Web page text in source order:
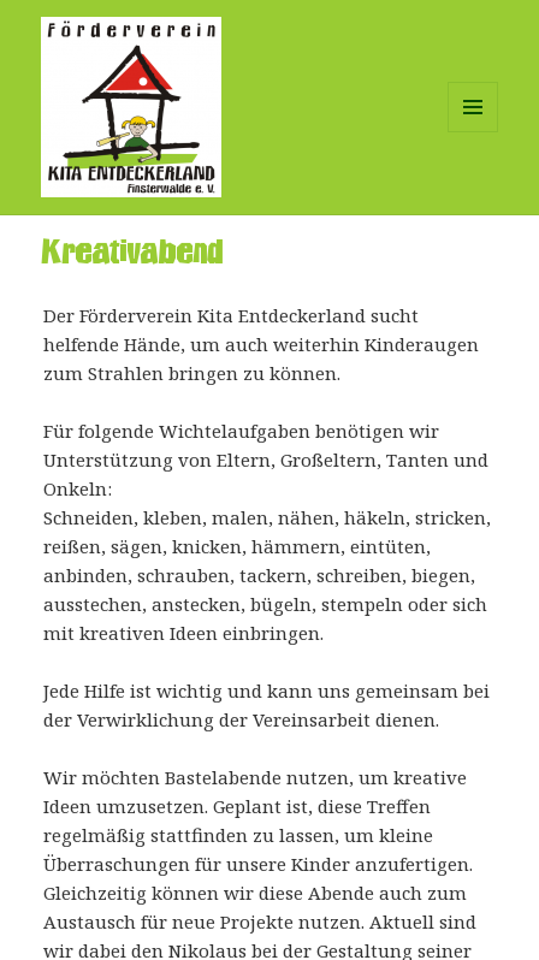
Kreativabend
Der Förderverein Kita Entdeckerland sucht
helfende Hände, um auch weiterhin Kinderaugen
zum Strahlen bringen zu können.
Für folgende Wichtelaufgaben benötigen wir
Unterstützung von Eltern, Großeltern, Tanten und
Onkeln:
Schneiden, kleben, malen, nähen, häkeln, stricken,
reißen, sägen, knicken, hämmern, eintüten,
anbinden, schrauben, tackern, schreiben, biegen,
ausstechen, anstecken, bügeln, stempeln oder sich
mit kreativen Ideen einbringen.
Jede Hilfe ist wichtig und kann uns gemeinsam bei
der Verwirklichung der Vereinsarbeit dienen.
Wir möchten Bastelabende nutzen, um kreative
Ideen umzusetzen. Geplant ist, diese Treffen
regelmäßig stattfinden zu lassen, um kleine
Überraschungen für unsere Kinder anzufertigen.
Gleichzeitig können wir diese Abende auch zum
Austausch für neue Projekte nutzen. Aktuell sind
wir dabei den Nikolaus bei der Gestaltung seiner